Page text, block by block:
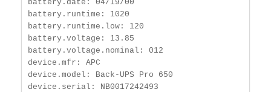
battery.date: 04/19/00
battery.runtime: 1020
battery.runtime.low: 120
battery.voltage: 13.85
battery.voltage.nominal: 012
device.mfr: APC
device.model: Back-UPS Pro 650
device.serial: NB0017242493